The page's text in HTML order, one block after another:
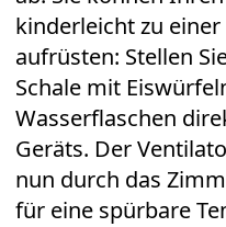
kinderleicht zu
aufrüsten: Stellen
Schale mit
Wasserflaschen
Geräts. Der
nun durch das
für eine spürbare